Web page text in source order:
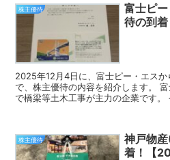
株主優待
富士ピ
待の到
2025年12月4日に、富士ピー・エス
で、株主優待の内容を紹介します。
で橋梁等土木工事が主力の企業です
株主優待
神戸物
着！【